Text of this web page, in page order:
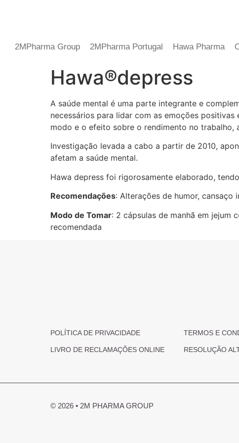
2MPharma Group 2MPharma Portugal Hawa Pharma
Hawa®depress
A saúde mental é uma parte integrante e
necessários para lidar com as emoções
modo e o efeito sobre o rendimento no trabalho,
Investigação levada a cabo a partir de 2010,
afetam a saúde mental.
Hawa depress foi rigorosamente elaborado,
Recomendações: Alterações de humor, cansaço
Modo de Tomar: 2 cápsulas de manhã em jejum
recomendada
POLÍTICA DE PRIVACIDADE TERMOS E
LIVRO DE RECLAMAÇÕES ONLINE RESOLUÇÃO
© 2026 • 2M PHARMA GROUP